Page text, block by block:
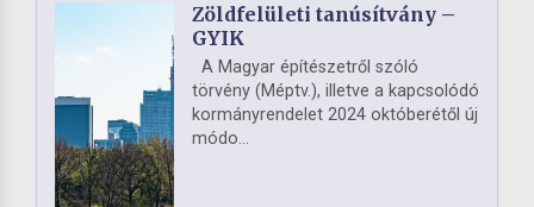
Zöldfelületi tanúsítvány –
GYIK
A Magyar építészetről szóló
törvény (Méptv.), illetve a kapcsolódó
kormányrendelet 2024 októberétől új
módo...